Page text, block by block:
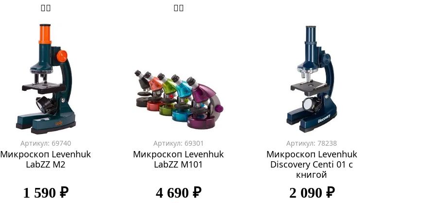
Артикул: 69740
Микроскоп Levenhuk
LabZZ M2
1 590 ₽
Артикул: 69301
Микроскоп Levenhuk
LabZZ M101
4 690 ₽
Артикул: 78238
Микроскоп Levenhuk
Discovery Centi 01 с
книгой
2 090 ₽